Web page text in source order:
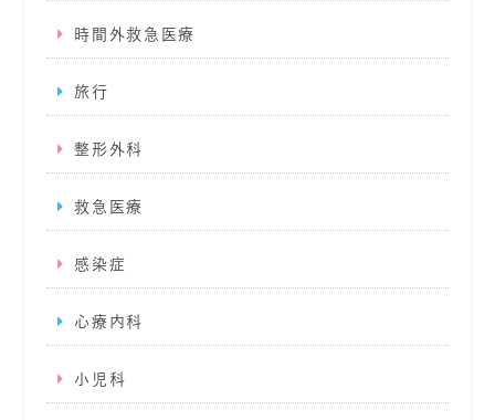
時間外救急医療
旅行
整形外科
救急医療
感染症
心療内科
小児科